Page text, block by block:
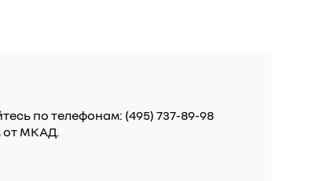
по телефонам: (495) 737-89-98
от МКАД.